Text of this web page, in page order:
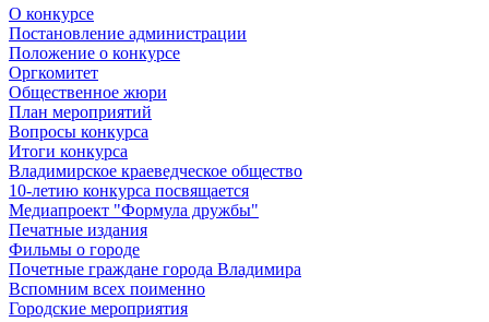
О конкурсе
Постановление администрации
Положение о конкурсе
Оргкомитет
Общественное жюри
План мероприятий
Вопросы конкурса
Итоги конкурса
Владимирское краеведческое общество
10-летию конкурса посвящается
Медиапроект "Формула дружбы"
Печатные издания
Фильмы о городе
Почетные граждане города Владимира
Вспомним всех поименно
Городские мероприятия